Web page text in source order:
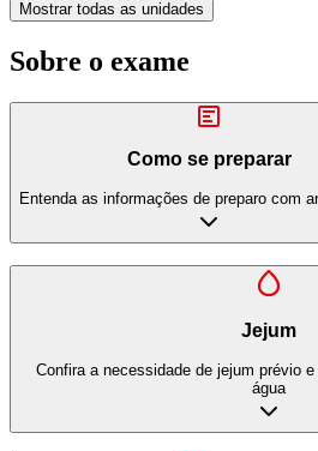
Mostrar todas as unidades
Sobre o exame
Como se preparar
Entenda as informações de preparo com
Jejum
Confira a necessidade de jejum prévio
água